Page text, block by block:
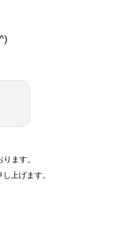
ます。
上げます。